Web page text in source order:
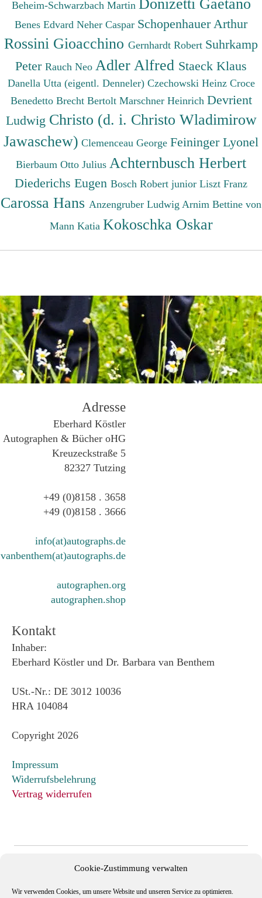
Cookie-Zustimmung verwalten
Wir verwenden Cookies, um unsere Website und unseren Service zu optimieren.
Beheim-Schwarzbach Martin
Benes Edvard Neher Caspar Schopenhauer Arthur
Rossini Gioacchino Gernhardt Robert Suhrkamp
Peter Rauch Neo Adler Alfred Staeck Klaus
Danella Utta (eigentl. Denneler) Czechowski Heinz Croce
Benedetto Brecht Bertolt Marschner Heinrich Devrient
Ludwig Christo (d. i. Christo Wladimirow
Jawaschew) Clemenceau George Feininger Lyonel
Bierbaum Otto Julius Achternbusch Herbert
Diederichs Eugen Bosch Robert junior Liszt Franz
Carossa Hans Anzengruber Ludwig Arnim Bettine von
Mann Katia Kokoschka Oskar
Adresse
Eberhard Köstler
Autographen & Bücher oHG
Kreuzeckstraße 5
82327 Tutzing
+49 (0)8158 . 3658
+49 (0)8158 . 3666
info(at)autographs.de
vanbenthem(at)autographs.de
autographen.org
autographen.shop
Kontakt
Inhaber:
Eberhard Köstler und Dr. Barbara van Benthem
USt.-Nr.: DE 3012 10036
HRA 104084
Copyright 2026
Impressum
Widerrufsbelehrung
Vertrag widerrufen